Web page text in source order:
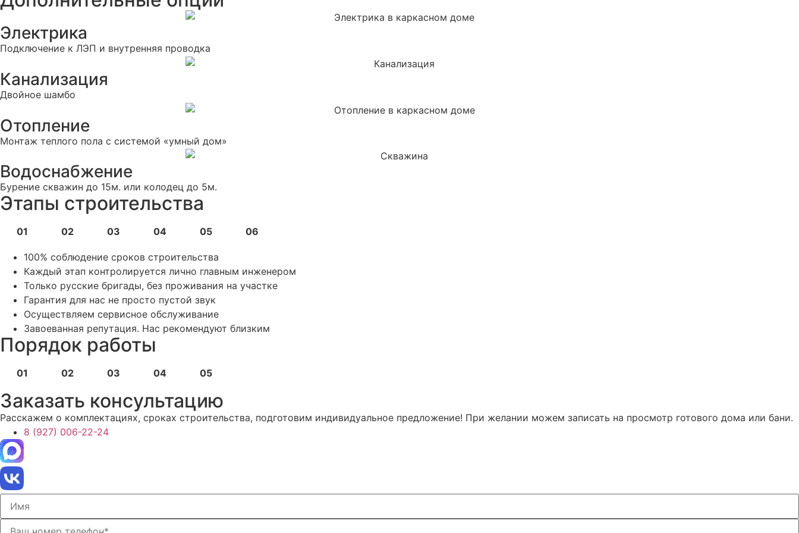
Электрика
Подключение к ЛЭП и внутренняя проводка
Канализация
Двойное шамбо
Отопление
Монтаж теплого пола с системой «умный дом»
Водоснабжение
Бурение скважин до 15м. или колодец до 5м.
Этапы строительства
01 02 03 04 05 06
100% соблюдение сроков строительства
Каждый этап контролируется лично главным инженером
Только русские бригады, без проживания на участке
Гарантия для нас не просто пустой звук
Осуществляем сервисное обслуживание
Завоеванная репутация. Нас рекомендуют близким
Порядок работы
01 02 03 04 05
Заказать консультацию
Расскажем о комплектациях, сроках строительства, подготовим индивидуальное предложение! При желании можем записать на просмотр готового дома или бани.
8 (927) 006-22-24